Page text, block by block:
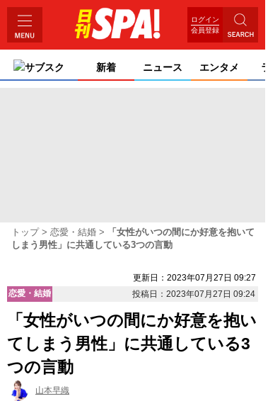
ログイン
会員登録
サブスク 新着 ニュース エンタメ ライ
トップ 恋愛・結婚
「女性がいつの間にか好意を抱いて
しまう男性」に共通している3つの言動
更新日：2023年07月27日 09:27
恋愛・結婚
投稿日：2023年07月27日 09:24
「女性がいつの間にか好意を抱い
てしまう男性」に共通している3
つの言動
山本早織